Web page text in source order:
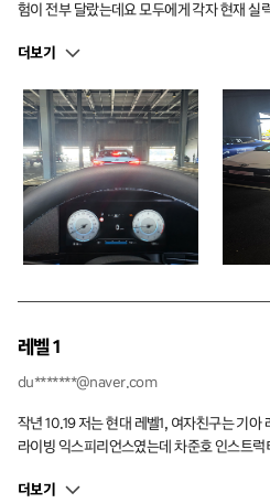
험이 전부 달랐는데요 모두에게 각자 현재 실력 기준으로 꼼꼼하면
던 새로운 경험을 해본것 뿐만 아니라 디테일
는데 마른노면서킷에서 뒤에서 즐겁게 탈수
엔 '승객여러분의 안전을 위해' 가 아니라 더
더보기
레벨 1
du*******@naver.com
작년 10.19 저는 현대 레벨1, 여자친구는 기아
라이빙 익스피리언스였는데 차준호 인스트
을 잡기 어려웠지만 격려를 많이 해주셨습니
더보기